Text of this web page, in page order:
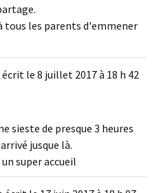
tous les parents d'emmener
écrit le8 juillet 2017à 18 h 42
sieste de presque 3 heures
jusque là.
super accueil